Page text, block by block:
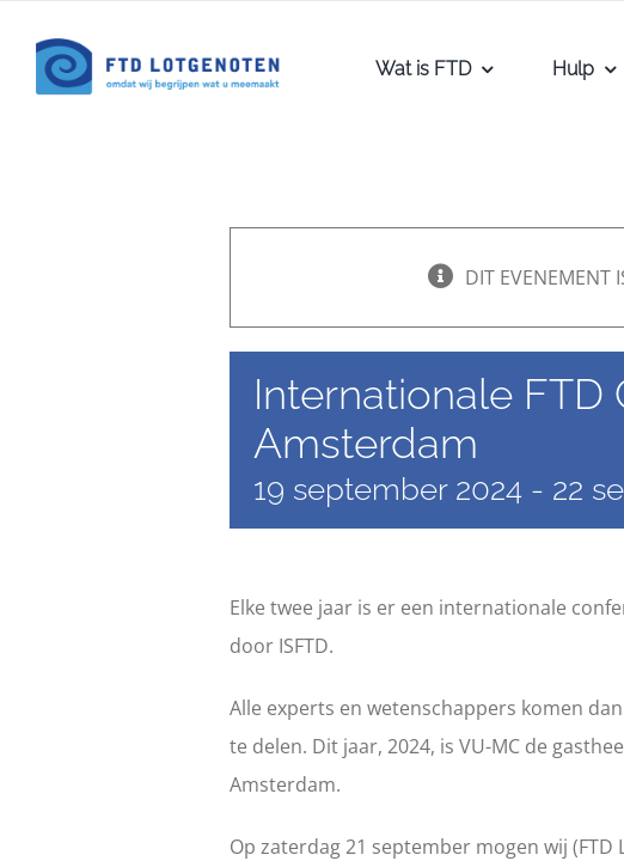
naar
inhoud
Wat is FTD Hulp
DIT EVENEMENT
Internationale FTD
Amsterdam
19 september 2024 - 22
Elke twee jaar is er een internationale
door ISFTD.
Alle experts en wetenschappers komen
te delen. Dit jaar, 2024, is VU-MC de
Amsterdam.
Op zaterdag 21 september mogen wij (FTD